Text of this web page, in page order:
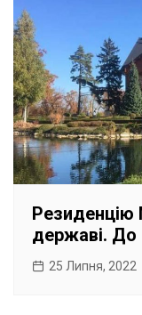
Резиденцію
державі. До
25 Липня, 2022